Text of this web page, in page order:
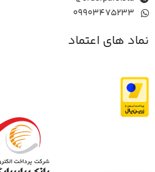
09903475233
نماد های اعتماد